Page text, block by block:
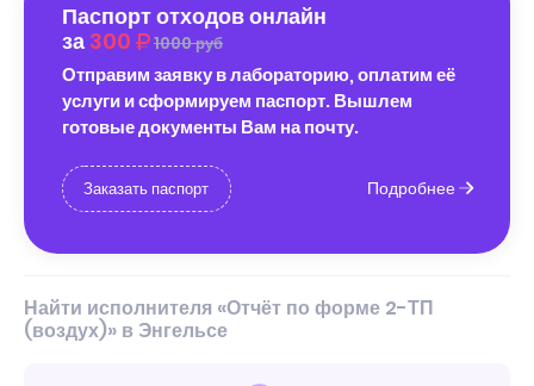
Паспорт отходов онлайн
за 300 1000 руб
Отправим заявку в лабораторию, оплатим её
услуги и сформируем паспорт. Вышлем
готовые документы Вам на почту.
Заказать паспорт Подробнее
Найти исполнителя «Отчёт по форме 2-ТП
(воздух)» в Энгельсе